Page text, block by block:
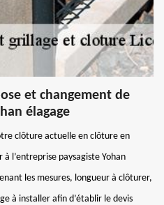
et changement de
élagage
clôture actuelle en clôture en
à l’entreprise paysagiste Yohan
les mesures, longueur à clôturer,
à installer afin d’établir le devis